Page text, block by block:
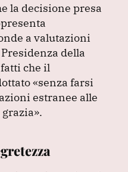
la decisione presa
a valutazioni
della
che il
«senza farsi
estranee alle
.